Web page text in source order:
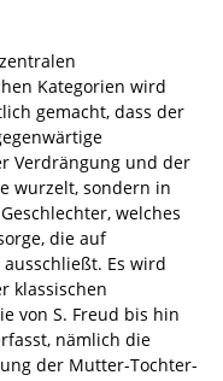
Kategorien wird
gemacht, dass der
Verdrängung und der
wurzelt, sondern in
welches
die auf
Es wird
klassischen
von S. Freud bis hin
nämlich die
der Mutter-Tochter-